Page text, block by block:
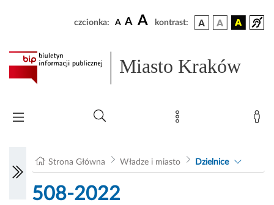
czcionka: A A A kontrast:
Miasto Kraków
Strona Główna Władze i miasto Dzielnice
508-2022